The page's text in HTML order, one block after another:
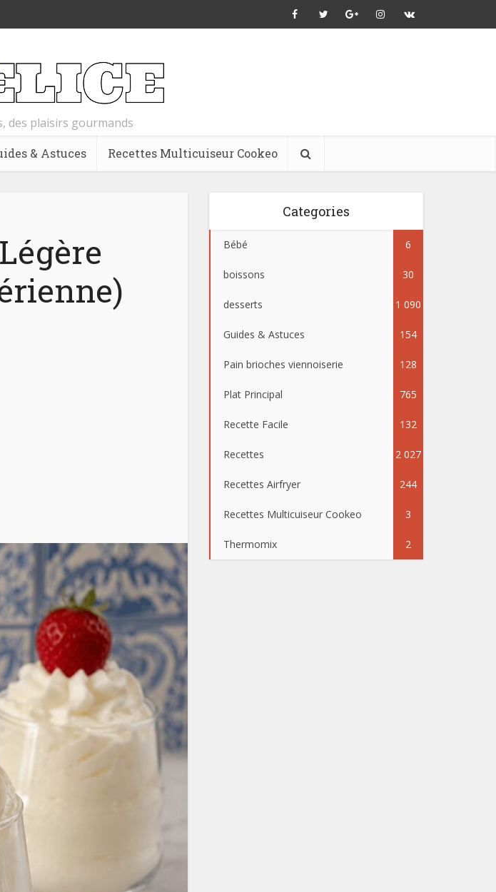
des plaisirs gourmands
& Astuces Recettes Multicuiseur Cookeo
Categories
Bébé 6
boissons 30
desserts 1 090
Guides & Astuces 154
Pain brioches viennoiserie 128
Plat Principal 765
Recette Facile 132
Recettes 2 027
Recettes Airfryer 244
Recettes Multicuiseur Cookeo 3
Thermomix 2